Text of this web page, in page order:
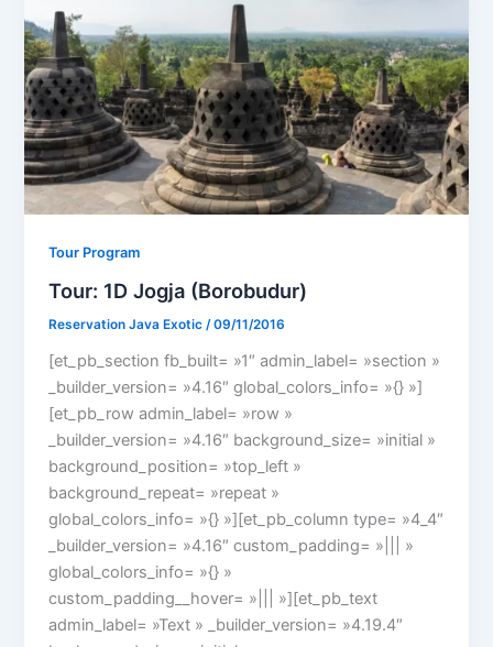
Tour Program
Tour: 1D Jogja (Borobudur)
Reservation Java Exotic /09/11/2016
[et_pb_section fb_built= »1″ admin_label= »section »
_builder_version= »4.16″ global_colors_info= »{} »]
[et_pb_row admin_label= »row »
_builder_version= »4.16″ background_size= »initial »
background_position= »top_left »
background_repeat= »repeat »
global_colors_info= »{} »][et_pb_column type= »4_4″
_builder_version= »4.16″ custom_padding= »||| »
global_colors_info= »{} »
custom_padding__hover= »||| »][et_pb_text
admin_label= »Text » _builder_version= »4.19.4″